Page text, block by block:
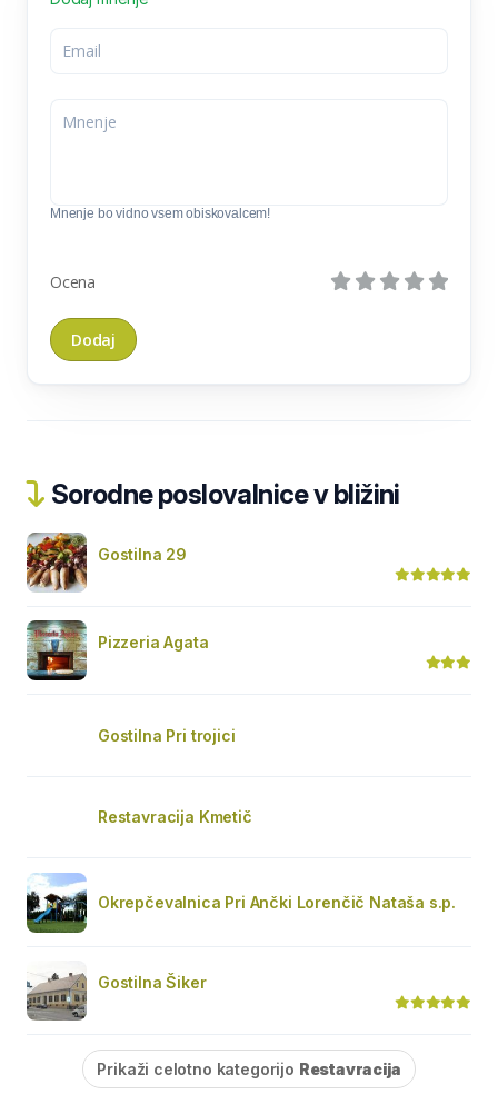
Mnenje bo vidno vsem obiskovalcem!
Ocena
Sorodne poslovalnice v bližini
Gostilna 29
Pizzeria Agata
Gostilna Pri trojici
Restavracija Kmetič
Okrepčevalnica Pri Ančki Lorenčič Nataša s.p.
Gostilna Šiker
Prikaži celotno kategorijo Restavracija